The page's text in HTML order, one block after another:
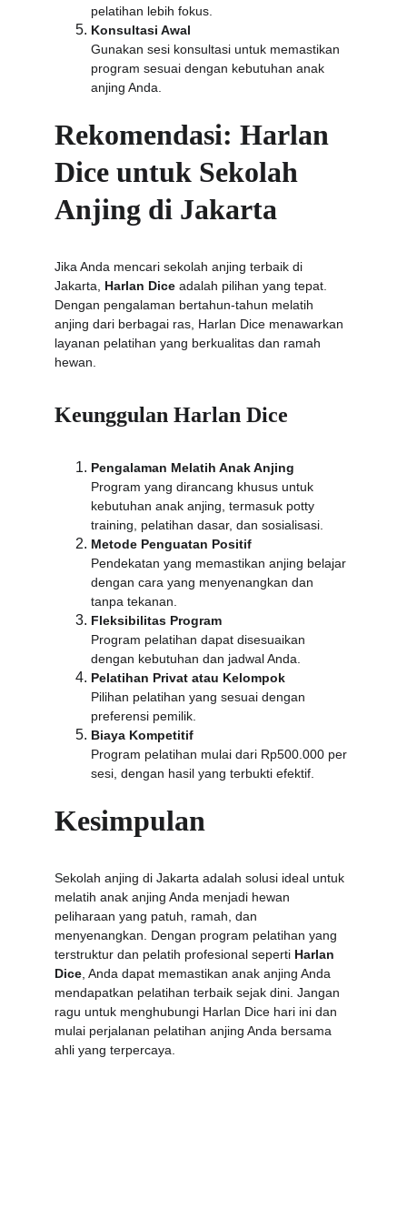
pelatihan lebih fokus.
Konsultasi Awal
Gunakan sesi konsultasi untuk memastikan
program sesuai dengan kebutuhan anak
anjing Anda.
Rekomendasi: Harlan
Dice untuk Sekolah
Anjing di Jakarta
Jika Anda mencari sekolah anjing terbaik di
Jakarta, Harlan Dice adalah pilihan yang tepat.
Dengan pengalaman bertahun-tahun melatih
anjing dari berbagai ras, Harlan Dice menawarkan
layanan pelatihan yang berkualitas dan ramah
hewan.
Keunggulan Harlan Dice
Pengalaman Melatih Anak Anjing
Program yang dirancang khusus untuk
kebutuhan anak anjing, termasuk potty
training, pelatihan dasar, dan sosialisasi.
Metode Penguatan Positif
Pendekatan yang memastikan anjing belajar
dengan cara yang menyenangkan dan
tanpa tekanan.
Fleksibilitas Program
Program pelatihan dapat disesuaikan
dengan kebutuhan dan jadwal Anda.
Pelatihan Privat atau Kelompok
Pilihan pelatihan yang sesuai dengan
preferensi pemilik.
Biaya Kompetitif
Program pelatihan mulai dari Rp500.000 per
sesi, dengan hasil yang terbukti efektif.
Kesimpulan
Sekolah anjing di Jakarta adalah solusi ideal untuk
melatih anak anjing Anda menjadi hewan
peliharaan yang patuh, ramah, dan
menyenangkan. Dengan program pelatihan yang
terstruktur dan pelatih profesional seperti Harlan
Dice , Anda dapat memastikan anak anjing Anda
mendapatkan pelatihan terbaik sejak dini. Jangan
ragu untuk menghubungi Harlan Dice hari ini dan
mulai perjalanan pelatihan anjing Anda bersama
ahli yang terpercaya.